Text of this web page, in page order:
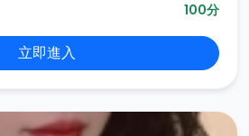
100分
立即進入